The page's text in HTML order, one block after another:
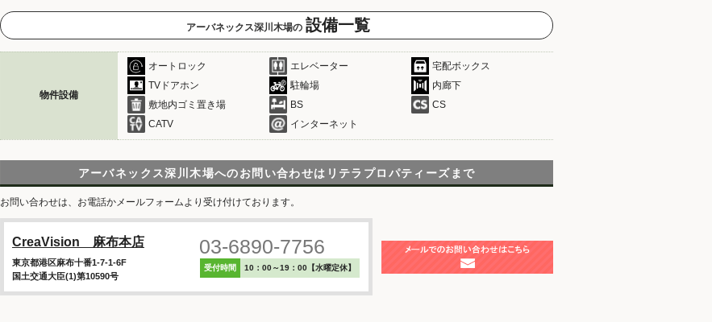
アーバネックス深川木場の 設備一覧
物件設備
オートロック エレベーター
宅配ボックス
TVドアホン
駐輪場
内廊下
敷地内ゴミ置き場
BS
CS
CATV
インターネット
アーバネックス深川木場へのお問い合わせは リテラプロパティーズまで
お問い合わせは、お電話かメールフォームより受け付けております。
CreaVision 麻布本店
東京都港区麻布十番1-7-1-6F
国土交通大臣(1)第10590号
03-6890-7756
受付時間 10：00～19：00【水曜定休】